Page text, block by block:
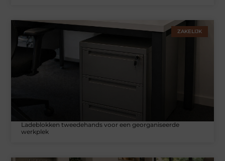
ZAKELIJK
Ladeblokken tweedehands voor een georganiseerde
werkplek